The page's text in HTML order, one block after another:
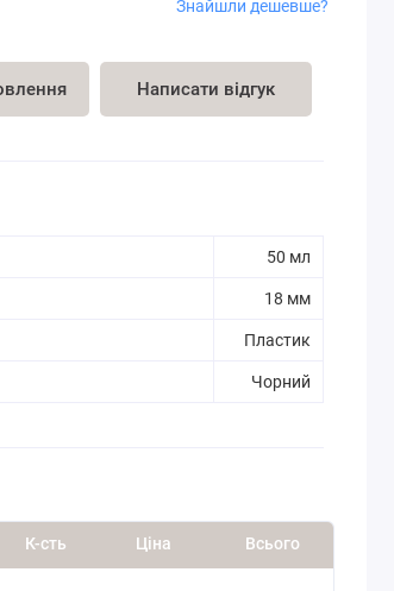
Написати відгук
Знайшли дешевше?
50 мл
18 мм
Пластик
Чорний
К-сть Ціна Всього